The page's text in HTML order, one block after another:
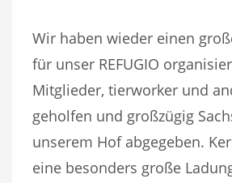
Wir haben wieder einen
für unser REFUGIO
Mitglieder, tierworker und
geholfen und großzügig
unserem Hof abgegeben.
eine besonders große